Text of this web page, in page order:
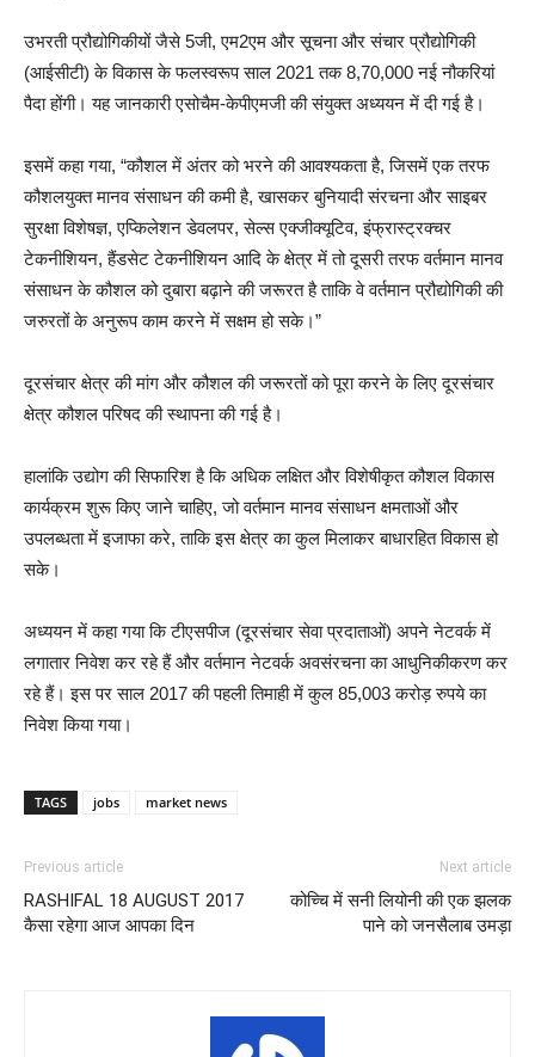
उभरती प्रौद्योगिकीयों जैसे 5जी, एम2एम और सूचना और संचार प्रौद्योगिकी
(आईसीटी) के विकास के फलस्वरूप साल 2021 तक 8,70,000 नई नौकरियां
पैदा होंगी। यह जानकारी एसोचैम-केपीएमजी की संयुक्त अध्ययन में दी गई है।
इसमें कहा गया, “कौशल में अंतर को भरने की आवश्यकता है, जिसमें एक तरफ
कौशलयुक्त मानव संसाधन की कमी है, खासकर बुनियादी संरचना और साइबर
सुरक्षा विशेषज्ञ, एप्किलेशन डेवलपर, सेल्स एक्जीक्यूटिव, इंफ्रास्ट्रक्चर
टेकनीशियन, हैंडसेट टेकनीशियन आदि के क्षेत्र में तो दूसरी तरफ वर्तमान मानव
संसाधन के कौशल को दुबारा बढ़ाने की जरूरत है ताकि वे वर्तमान प्रौद्योगिकी की
जरुरतों के अनुरूप काम करने में सक्षम हो सके।”
दूरसंचार क्षेत्र की मांग और कौशल की जरूरतों को पूरा करने के लिए दूरसंचार
क्षेत्र कौशल परिषद की स्थापना की गई है।
हालांकि उद्योग की सिफारिश है कि अधिक लक्षित और विशेषीकृत कौशल विकास
कार्यक्रम शुरू किए जाने चाहिए, जो वर्तमान मानव संसाधन क्षमताओं और
उपलब्धता में इजाफा करे, ताकि इस क्षेत्र का कुल मिलाकर बाधारहित विकास हो
सके।
अध्ययन में कहा गया कि टीएसपीज (दूरसंचार सेवा प्रदाताओं) अपने नेटवर्क में
लगातार निवेश कर रहे हैं और वर्तमान नेटवर्क अवसंरचना का आधुनिकीकरण कर
रहे हैं। इस पर साल 2017 की पहली तिमाही में कुल 85,003 करोड़ रुपये का
निवेश किया गया।
TAGS jobs market news
Previous article
RASHIFAL 18 AUGUST 2017
कैसा रहेगा आज आपका दिन
Next article
कोच्चि में सनी लियोनी की एक झलक
पाने को जनसैलाब उमड़ा